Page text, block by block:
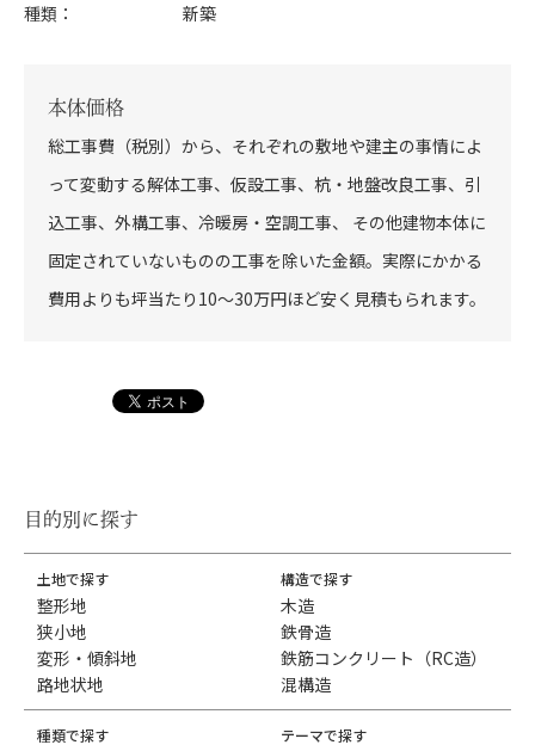
種類
新築
本体価格
総工事費（税別）から、それぞれの敷地や建主の事情によ
って変動する解体工事、仮設工事、杭・地盤改良工事、引
込工事、外構工事、冷暖房・空調工事、 その他建物本体に
固定されていないものの工事を除いた金額。実際にかかる
費用よりも坪当たり10～30万円ほど安く見積もられます。
目的別に探す
土地で探す
整形地
狭小地
変形・傾斜地
路地状地
構造で探す
木造
鉄骨造
鉄筋コンクリート（RC造）
混構造
種類で探す テーマで探す